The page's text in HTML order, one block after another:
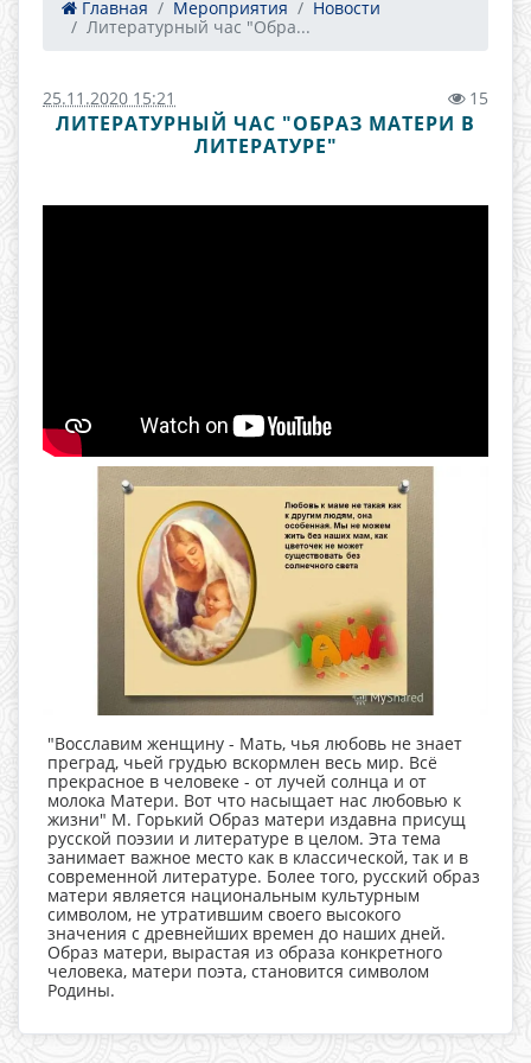
Главная Мероприятия
Новости
Литературный час "Обра...
25.11.2020 15:21 15
ЛИТЕРАТУРНЫЙ ЧАС "ОБРАЗ МАТЕРИ В
ЛИТЕРАТУРЕ"
"Восславим женщину - Мать, чья любовь не знает
преград, чьей грудью вскормлен весь мир. Всё
прекрасное в человеке - от лучей солнца и от
молока Матери. Вот что насыщает нас любовью к
жизни" М. Горький Образ матери издавна присущ
русской поэзии и литературе в целом. Эта тема
занимает важное место как в классической, так и в
современной литературе. Более того, русский образ
матери является национальным культурным
символом, не утратившим своего высокого
значения с древнейших времен до наших дней.
Образ матери, вырастая из образа конкретного
человека, матери поэта, становится символом
Родины.